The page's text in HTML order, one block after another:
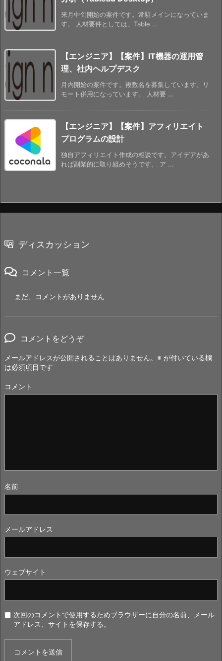
来月中旬開始の案件です。常駐メインになっていま
す。 人材要件としては、Table ...
【エンジニア】【案件】IT機器の運用管
理、社内ヘルプデスク
月内開始の案件です。複数名を募集しています。リ
モート併用になっています。 人材要 ...
【エンジニア】【案件】アフィリエイト
プログラムの設計
独自アフィリエイト作成の相談です。アイデアがあ
れば副業的に取り組めそうです。 ア ...
ディスカッション
コメント一覧
まだ、コメントがありません
コメントをどうぞ
メールアドレスが公開されることはありません。 ※ が付いている欄
は必須項目です
コメント
名前
メールアドレス
ウェブサイト
次回のコメントで使用するためブラウザーに自分の名前、メール
アドレス、サイトを保存する。